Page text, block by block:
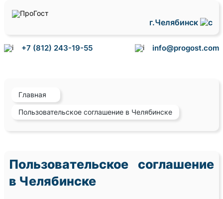
г.Челябинск
+7 (812) 243-19-55 info@progost.com
Главная
Пользовательское соглашение в Челябинске
Пользовательское соглашение
в Челябинске